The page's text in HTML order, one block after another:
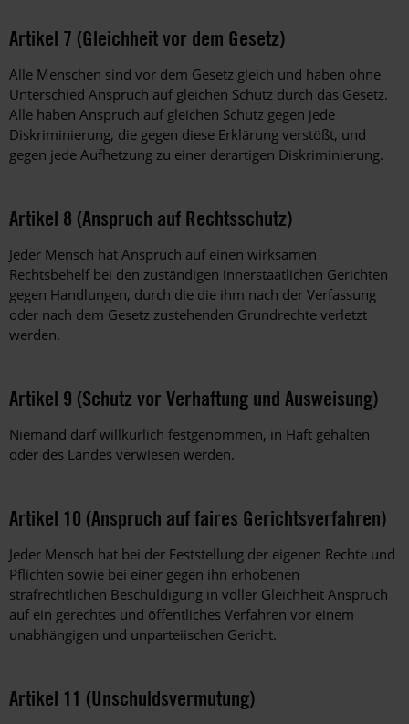
Artikel 7 (Gleichheit vor dem Gesetz)
Alle Menschen sind vor dem Gesetz gleich und haben ohne
Unterschied Anspruch auf gleichen Schutz durch das Gesetz.
Alle haben Anspruch auf gleichen Schutz gegen jede
Diskriminierung, die gegen diese Erklärung verstößt, und
gegen jede Aufhetzung zu einer derartigen Diskriminierung.
Artikel 8 (Anspruch auf Rechtsschutz)
Jeder Mensch hat Anspruch auf einen wirksamen
Rechtsbehelf bei den zuständigen innerstaatlichen Gerichten
gegen Handlungen, durch die die ihm nach der Verfassung
oder nach dem Gesetz zustehenden Grundrechte verletzt
werden.
Artikel 9 (Schutz vor Verhaftung und Ausweisung)
Niemand darf willkürlich festgenommen, in Haft gehalten
oder des Landes verwiesen werden.
Artikel 10 (Anspruch auf faires Gerichtsverfahren)
Jeder Mensch hat bei der Feststellung der eigenen Rechte und
Pflichten sowie bei einer gegen ihn erhobenen
strafrechtlichen Beschuldigung in voller Gleichheit Anspruch
auf ein gerechtes und öffentliches Verfahren vor einem
unabhängigen und unparteiischen Gericht.
Artikel 11 (Unschuldsvermutung)